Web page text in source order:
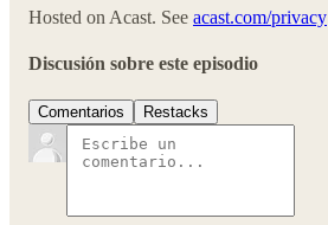
Hosted on Acast. See acast.com/privacy
Discusión sobre este episodio
Comentarios Restacks